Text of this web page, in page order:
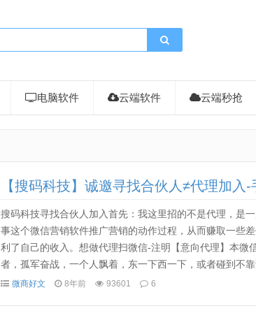
电脑软件 云端软件 云端秒抢
【搜码科技】诚邀寻找合伙人≠代理加入
搜码科技寻找合伙人加入首先：我这里招的不是代理，是
事这个微信营销软件推广营销的动作过程，从而赚取一些
利了自己的收入。想做代理扫微信-注明【意向代理】本微
者，孤军奋战，一个人飘着，东一下西一下，或者碰到不
白很不专业，也没有强烈的责任心，认钱不认人，几天就
微商好文 8年前 93601 6